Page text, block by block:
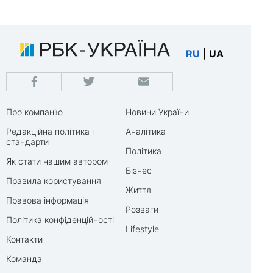
RU UA
Про компанію
Редакційна політика і
стандарти
Як стати нашим автором
Правила користування
Правова інформація
Політика конфіденційності
Контакти
Команда
Новини України
Аналітика
Політика
Бізнес
Життя
Розваги
Lifestyle